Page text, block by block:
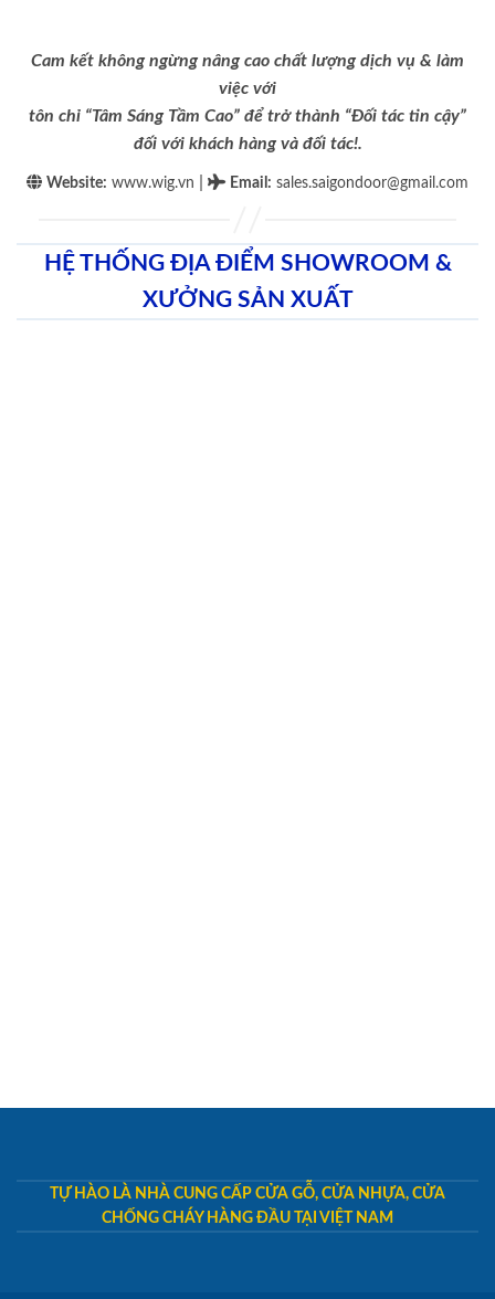
Cam kết không ngừng nâng cao chất lượng dịch vụ & làm
việc với
tôn chỉ “Tâm Sáng Tầm Cao” để trở thành “Đối tác tin cậy”
đối với khách hàng và đối tác!.
Website: www.wig.vn Email : sales.saigondoor@gmail.com
HỆ THỐNG ĐỊA ĐIỂM SHOWROOM &
XƯỞNG SẢN XUẤT
TỰ HÀO LÀ NHÀ CUNG CẤP CỬA GỖ, CỬA NHỰA, CỬA
CHỐNG CHÁY HÀNG ĐẦU TẠI VIỆT NAM